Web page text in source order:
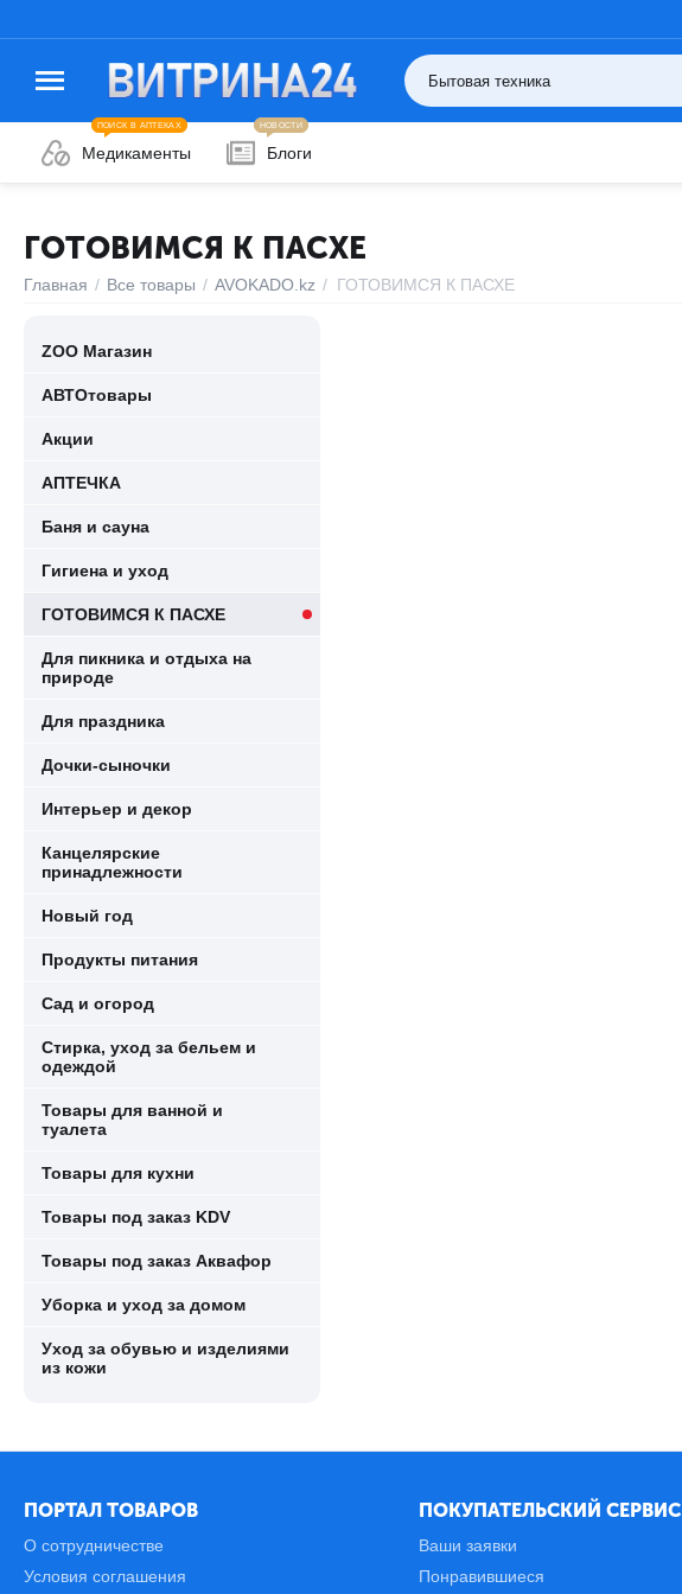
Медикаменты
ПОИСК В АПТЕКАХ
Блоги
НОВОСТИ
ГОТОВИМСЯ К ПАСХЕ
Главная / Все товары / AVOKADO.kz / ГОТОВИМСЯ К ПАСХЕ
ZOO Магазин
АВТОтовары
Акции
АПТЕЧКА
Баня и сауна
Гигиена и уход
ГОТОВИМСЯ К ПАСХЕ
Для пикника и отдыха на
природе
Для праздника
Дочки-сыночки
Интерьер и декор
Канцелярские
принадлежности
Новый год
Продукты питания
Сад и огород
Стирка, уход за бельем и
одеждой
Товары для ванной и
туалета
Товары для кухни
Товары под заказ KDV
Товары под заказ Аквафор
Уборка и уход за домом
Уход за обувью и изделиями
из кожи
ПОРТАЛ ТОВАРОВ
О сотрудничестве
Условия соглашения
ПОКУПАТЕЛЬСКИЙ СЕРВИС
Ваши заявки
Понравившиеся